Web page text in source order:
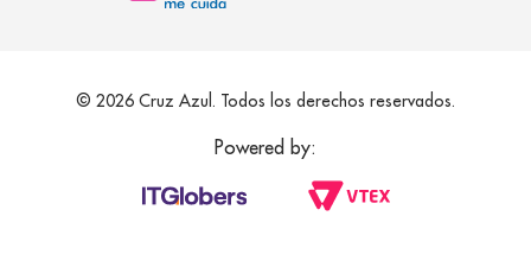
© 2026 Cruz Azul. Todos los derechos reservados.
Powered by: